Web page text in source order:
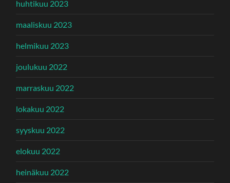
huhtikuu 2023
maaliskuu 2023
helmikuu 2023
joulukuu 2022
marraskuu 2022
lokakuu 2022
syyskuu 2022
elokuu 2022
heinäkuu 2022